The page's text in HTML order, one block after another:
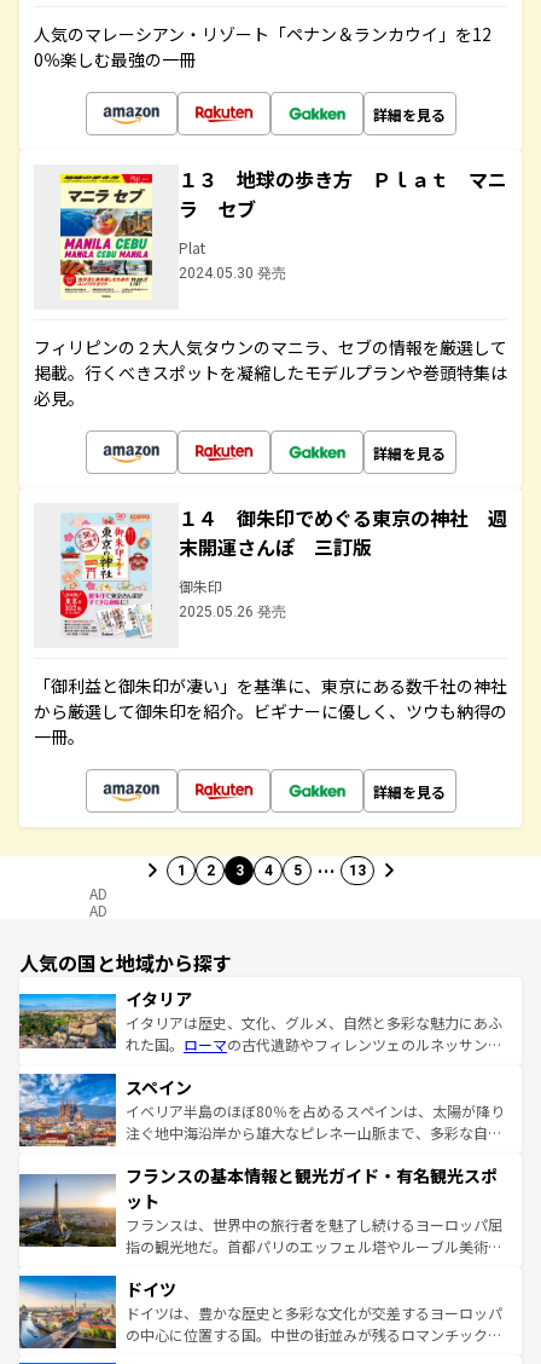
人気のマレーシアン・リゾート「ペナン＆ランカウイ」を12
0％楽しむ最強の一冊
詳細を見る
１３ 地球の歩き方 Ｐｌａｔ マニ
ラ セブ
Plat
2024.05.30 発売
フィリピンの２大人気タウンのマニラ、セブの情報を厳選して
掲載。行くべきスポットを凝縮したモデルプランや巻頭特集は
必見。
詳細を見る
１４ 御朱印でめぐる東京の神社 週
末開運さんぽ 三訂版
御朱印
2025.05.26 発売
「御利益と御朱印が凄い」を基準に、東京にある数千社の神社
から厳選して御朱印を紹介。ビギナーに優しく、ツウも納得の
一冊。
詳細を見る
1 2 3 4 5 … 13
AD
AD
人気の国と地域から探す
イタリア
イタリアは歴史、文化、グルメ、自然と多彩な魅力にあふ
れた国。 ローマの古代遺跡やフィレンツェのルネッサンス
ろん、トスカーナの美しい田園風景やアマルフィ海岸の絶
景など、自然景観も見逃せない。観光の合間には、本場の
ピザやパスタなど、絶品のイタリア料理を堪能することも
ませてくれるイタリアで、忘れられない旅をしてみよう！
なお、新着のイタリア情報は
しい。
スペイン
イベリア半島のほぼ80％を占めるスペインは、太陽が降り
注ぐ地中海沿岸から雄大なピレネー山脈まで、多彩な自然
文化が根付くこの国では、情熱的なフラメンコ、熱気あふ
れる闘牛、そして美味しいタパスが生活の一部となってい
る。首都マドリードの洗練された雰囲気や、バルセロナの
アートに溢れた街角から、地方では古代ローマ遺跡や中世
せる。地方によって風土や気候が異なるスペインはその個
性で訪れる人を魅了する。 なお、新着のスペイン情報は コ
ンテンツ一覧を参照してほしい。
フランスの基本情報と観光ガイド・有名観光スポ
ット
フランスは、世界中の旅行者を魅了し続けるヨーロッパ屈
指の観光地だ。首都パリのエッフェル塔やルーブル美術館
で、幅広い魅力が詰まっている。華麗な宮殿、歴史的な大
聖堂、美しいビーチ、そして豊かな自然が、訪れる者を心
から魅了する。また、フランスは美食の国としても知ら
ドイツ
ドイツは、豊かな歴史と多彩な文化が交差するヨーロッパ
の中心に位置する国。中世の街並みが残るロマンチック街